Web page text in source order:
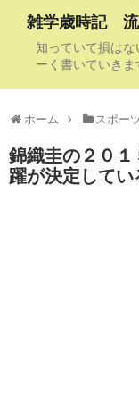
雑学歳時記
知っていて損は
ーく書いていきま
ホーム スポー
錦織圭の２０
躍が決定して